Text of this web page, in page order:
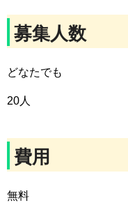
募集人数
どなたでも
20人
費用
無料